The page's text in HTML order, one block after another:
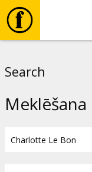
Search
Meklēšana